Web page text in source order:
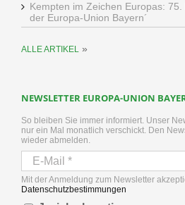
Kempten im Zeichen Europas:
der Europa-Union Bayern´
ALLE ARTIKEL »
NEWSLETTER EUROPA-UNION
So bleiben Sie immer informiert. Unser
nur ein Mal monatlich verschickt. Den
wieder abmelden.
Mit der Anmeldung zum Newsletter
Datenschutzbestimmungen